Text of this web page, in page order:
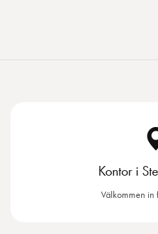
Kontor i
Välkommen in